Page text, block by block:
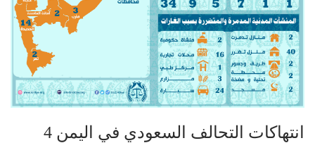
انتهاكات التحالف السعودي في اليمن 4